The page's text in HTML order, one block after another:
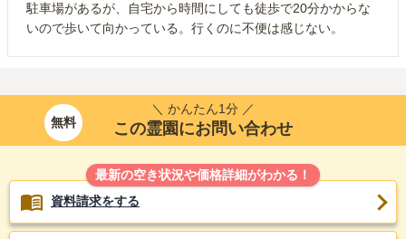
駐車場があるが、自宅から時間にしても徒歩で20分かからな
いので歩いて向かっている。行くのに不便は感じない。
無料
＼ かんたん1分 ／
この霊園にお問い合わせ
最新の空き状況や価格詳細がわかる！
資料請求をする